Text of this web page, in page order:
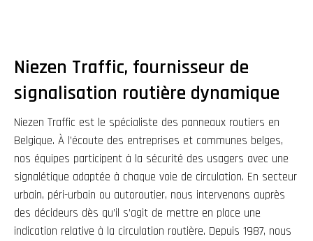
Niezen Traffic, fournisseur de
signalisation routière dynamique
Niezen Traffic est le spécialiste des panneaux routiers en
Belgique. À l’écoute des entreprises et communes belges,
nos équipes participent à la sécurité des usagers avec une
signalétique adaptée à chaque voie de circulation. En secteur
urbain, péri-urbain ou autoroutier, nous intervenons auprès
des décideurs dès qu’il s’agit de mettre en place une
indication relative à la circulation routière. Depuis 1987, nous